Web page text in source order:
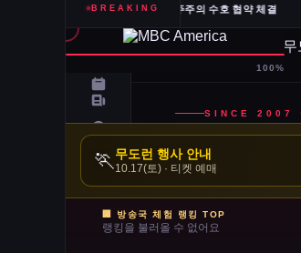
BREAKING
내티 등 10개 도시 시장, 유럽과 민주주의 수호 협약 체결
🏃 무도런 행사 안내
10.17(토) · 티켓 예매
🏢 방송국 체험 랭킹 TOP
랭킹을 불러올 수 없어요